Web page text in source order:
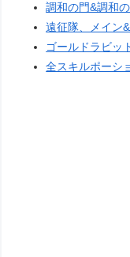
調和の門&調和
遠征隊、メイン
ゴールドラビッ
全スキルポーシ